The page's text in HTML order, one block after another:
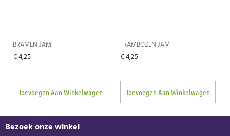
BRAMEN JAM
€4,25
Toevoegen Aan Winkelwagen
FRAMBOZEN JAM
€4,25
Toevoegen Aan Winkelwagen
Bezoek onze winkel